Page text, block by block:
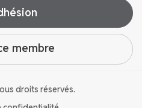
membre
droits réservés.